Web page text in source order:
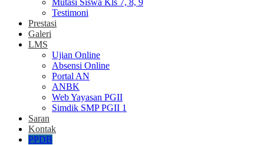
Testimoni
Prestasi
Galeri
LMS
Ujian Online
Absensi Online
Portal AN
ANBK
Web Yayasan PGII
Simdik SMP PGII 1
Saran
Kontak
PPDB